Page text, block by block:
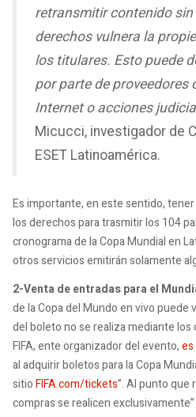
retransmitir contenido
derechos vulnera la
los titulares. Esto puede
por parte de proveedores
Internet o acciones
Micucci, investigador de
ESET Latinoamérica.
Es importante, en este sentido,
los derechos para trasmitir los 104
cronograma de la Copa Mundial en
otros servicios emitirán solamente
2-Venta de entradas para el
de la Copa del Mundo en vivo puede
del boleto no se realiza mediante los
FIFA, ente organizador del evento,
al adquirir boletos para la Copa
sitioFIFA.com/tickets”. Al punto que
compras se realicen